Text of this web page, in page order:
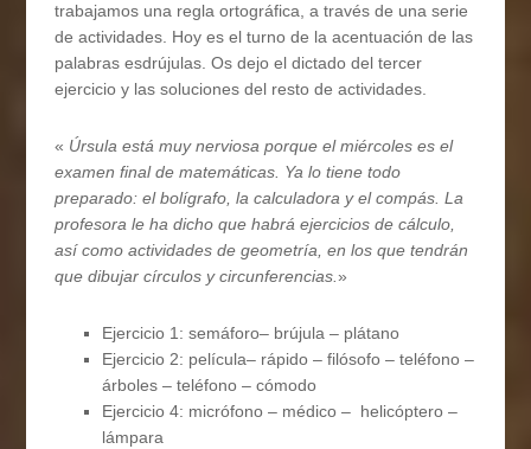
trabajamos una regla ortográfica, a través de una serie
de actividades. Hoy es el turno de la acentuación de las
palabras esdrújulas. Os dejo el dictado del tercer
ejercicio y las soluciones del resto de actividades.
« Úrsula está muy nerviosa porque el miércoles es el
examen final de matemáticas. Ya lo tiene todo
preparado: el bolígrafo, la calculadora y el compás. La
profesora le ha dicho que habrá ejercicios de cálculo,
así como actividades de geometría, en los que tendrán
que dibujar círculos y circunferencias.»
Ejercicio 1: semáforo– brújula – plátano
Ejercicio 2: película– rápido – filósofo – teléfono –
árboles – teléfono – cómodo
Ejercicio 4: micrófono – médico – helicóptero –
lámpara